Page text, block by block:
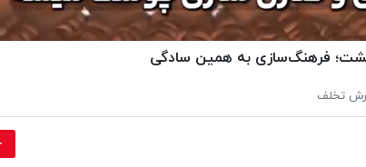
فرهنگ‌سازی به همین سادگی
تخلف